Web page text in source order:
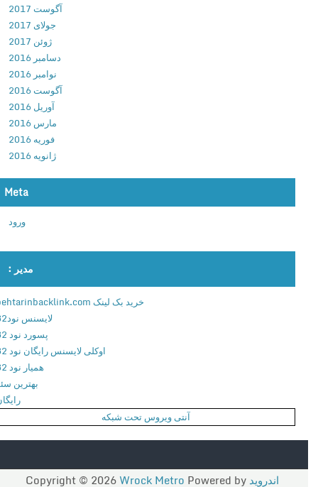
س
خ
ه
ن
ر
م
ا
ف
ز
ا
ا
پ
ر
ا
ر
ز
آگوست 2017
جولای 2017
ژوئن 2017
دسامبر 2016
نوامبر 2016
آگوست 2016
آوریل 2016
مارس 2016
فوریه 2016
ژانویه 2016
Meta
مدیر :
خرید بک لینک behtarinbacklink.com
لایسنس نود32
پسورد نود 32
اوکلی لایسنس رایگان نود 32
همیار نود 32
بهترین سئو
رایگان
آنتی ویروس تحت شبکه
اندرویدCopyright © 2026
Wrock MetroPowered by